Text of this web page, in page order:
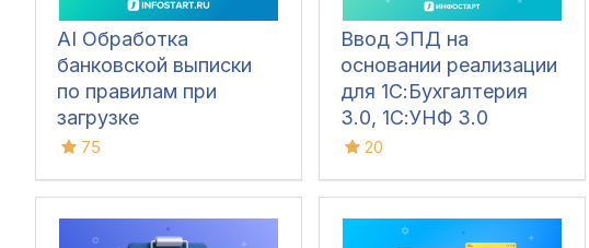
AI Обработка
банковской выписки
по правилам при
загрузке
75
Ввод ЭПД на
основании реализации
для 1С:Бухгалтерия
3.0, 1С:УНФ 3.0
20